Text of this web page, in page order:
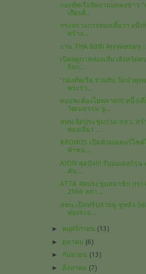
กองทัพเรือจัดงานแถลงข่าว "
เกียรติ...
กระทรวงการท่องเที่ยวฯ ผนึ
สร้าง...
งาน THA 60th Anniversary :
เปิดฤดูกาลท่องเที่ยวจังหวัด
กิจก...
“กองทัพเรือ ร่วมกับ วัดป่าพุ
พระรา...
คอแพะต้อง​ไม่พลาด!!! หนึ่ง​เ
วัฒนธรรม ​จู...
สทท.จัดประชุมร่วม สสว. ส
ท่องเที่ยว ...
KRONOS เปิดตัวมอเตอร์ไ
ท้าชน...
AION สุดปัง!!! รับออเดอร์รุ่น
คัน...
ATTA จัดประชุมสมาชิก ปร
2566 สถา...
สทน.เปิดทริปสายมู ชูพลัง
ท่องระย...
► พฤศจิกายน (13)
► ตุลาคม (6)
► กันยายน (13)
► สิงหาคม (7)